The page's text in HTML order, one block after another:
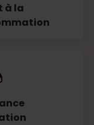
à la